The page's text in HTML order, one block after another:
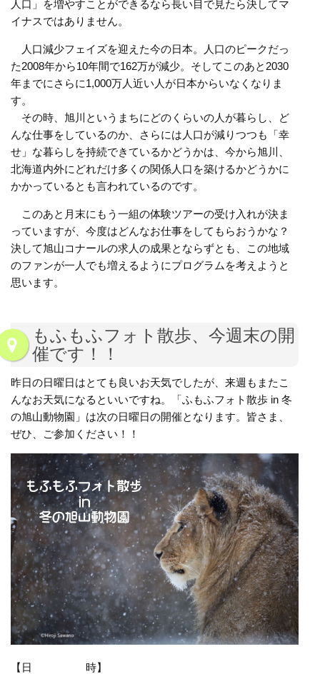
人口」を増やすことができるなら長い目で見たら決してマ
イナスではありません。
人口減少フェイズを迎えた今の日本。人口のピークだっ
た2008年から10年間で162万が減少。そしてこのあと2030
年までにさらに1,000万人近い人が日本からいなくなりま
す。
その時、旭川というまちにどのくらいの人が暮らし、ど
んな仕事をしているのか、さらには人口が減りつつも「幸
せ」な暮らしを持続できているかどうかは、今から旭川、
北海道内外にどれだけ多くの関係人口を築けるかどうかに
かかっているとも言われているのです。
このあと月末にもう一組の体験ツアーの受け入れが決ま
っていますが、今度はどんなお仕事をしてもらおうかな？
決して旭山コナールの求人の成果とならずとも、この地域
のファンが一人でも増えるようにプログラムを考えようと
思います。
もふもふフォト散歩、今週末の開
催です！！
昨日の日曜日はとても良いお天気でしたが、来週もまたこ
んなお天気になるといいですね。「ふもふフォト散歩 in 冬
の旭山動物園」は次の日曜日の開催となります。皆さま、
ぜひ、ご参加ください！！
【日 時】